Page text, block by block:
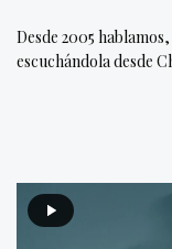
Desde 2005
escuchándola desde